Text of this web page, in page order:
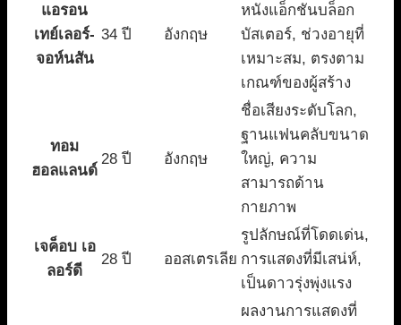
แอรอน
เทย์เลอร์-
จอห์นสัน
34 ปี อังกฤษ
หนังแอ็กชันบล็อก
บัสเตอร์, ช่วงอายุที่
เหมาะสม, ตรงตาม
เกณฑ์ของผู้สร้าง
ทอม
ฮอลแลนด์
28 ปี อังกฤษ
ชื่อเสียงระดับโลก,
ฐานแฟนคลับขนาด
ใหญ่, ความ
สามารถด้าน
กายภาพ
เจค็อบ เอ
ลอร์ดี
28 ปี ออสเตรเลีย
รูปลักษณ์ที่โดดเด่น,
การแสดงที่มีเสน่ห์,
เป็นดาวรุ่งพุ่งแรง
ผลงานการแสดงที่